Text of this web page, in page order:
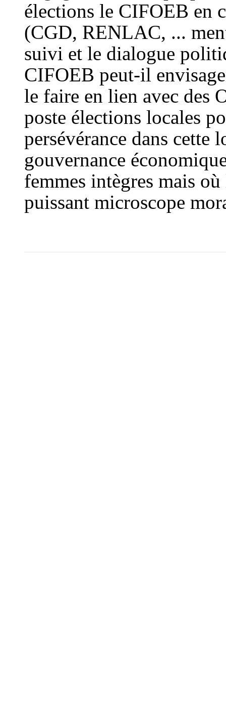
élections le CIFOEB en
(CGD, RENLAC, ...
suivi et le dialogue
CIFOEB peut-il
le faire en lien avec des
poste élections locales
persévérance dans cette
gouvernance
femmes intègres mais
puissant microscope